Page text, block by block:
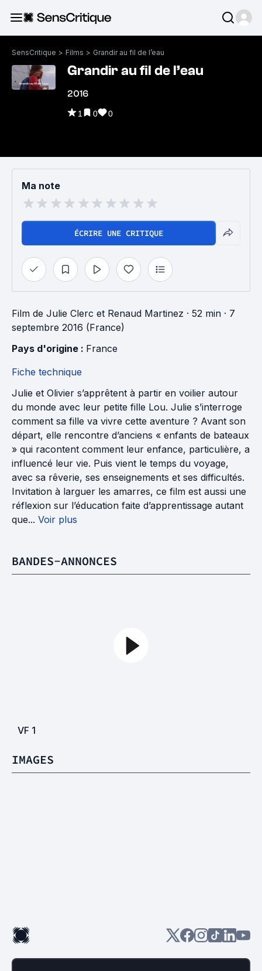
SensCritique > Films > Grandir au fil de l’eau
Grandir au fil de l’eau
2016
1 0 0
Ma note
ÉCRIRE UNE CRITIQUE
Film de Julie Clerc et Renaud Martinez · 52 min · 7
septembre 2016 (France)
Pays d'origine : France
Fiche technique
Julie et Olivier s’apprêtent à partir en voilier autour
du monde avec leur petite fille Lou. Julie s’interroge
comment sa fille va vivre cette aventure ? Avant son
départ, elle rencontre d’anciens « enfants de bateaux
» qui racontent comment leur enfance, particulière, a
influencé leur vie. Puis vient le temps du voyage,
avec sa rêverie, ses enseignements et ses difficultés.
Invitation à larguer les amarres, ce film est aussi une
réflexion sur l’éducation faite d’apprentissage autant
que... Voir plus
BANDES-ANNONCES
VF 1
IMAGES